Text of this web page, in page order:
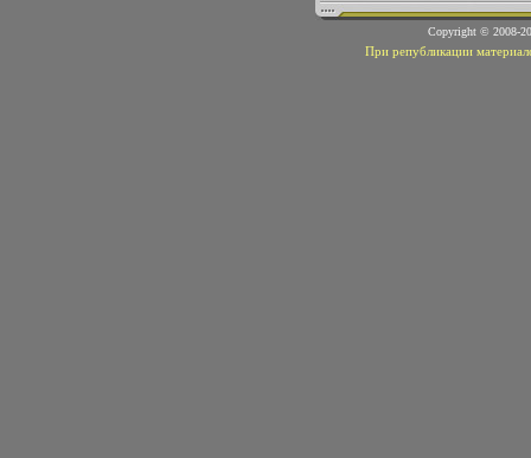
Copyright © 2008-
При републикации